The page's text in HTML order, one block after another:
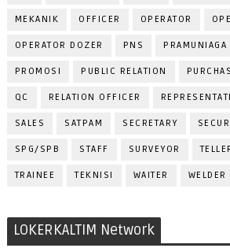
MEKANIK OFFICER OPERATOR
OPERATOR DOZER PNS PRAMUNIAGA
PROMOSI PUBLIC RELATION
QC RELATION OFFICER
SALES SATPAM SECRETARY
SPG/SPB STAFF SURVEYOR
TRAINEE TEKNISI WAITER WELDER
LOKERKALTIM Network